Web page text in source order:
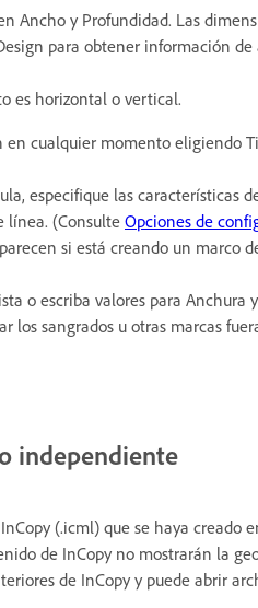
Ancho y Profundidad. Las
para obtener información de
es horizontal o vertical.
en cualquier momento eligiendo
especifique las características
línea. (ConsulteOpciones de
si está creando un marco
o escriba valores para
los sangrados u otras marcas
independiente
(.icml) que se haya creado
de InCopy no mostrarán la
de InCopy y puede abrir